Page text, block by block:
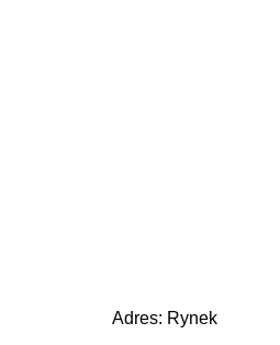
Adres: Rynek